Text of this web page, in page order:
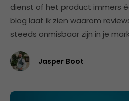
dienst of het product immers
blog laat ik zien waarom
steeds onmisbaar zijn in je
Jasper Boot